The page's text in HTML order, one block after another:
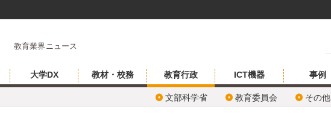
教育業界ニュース
大学DX 教材・校務 教育行政
文部科学省 教育委員会 その他
ICT機器 事例